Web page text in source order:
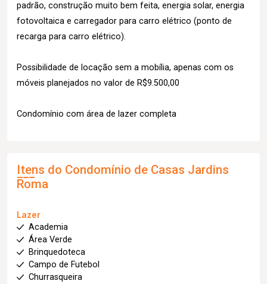
padrão, construção muito bem feita, energia solar, energia
fotovoltaica e carregador para carro elétrico (ponto de
recarga para carro elétrico).
Possibilidade de locação sem a mobília, apenas com os
móveis planejados no valor de R$9.500,00
Condomínio com área de lazer completa
Itens do Condomínio de Casas Jardins
Roma
Lazer
Academia
Área Verde
Brinquedoteca
Campo de Futebol
Churrasqueira